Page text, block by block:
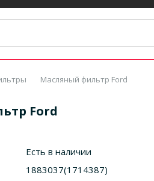
Масляный фильтр Ford
Ford
Есть в наличии
1883037(1714387)